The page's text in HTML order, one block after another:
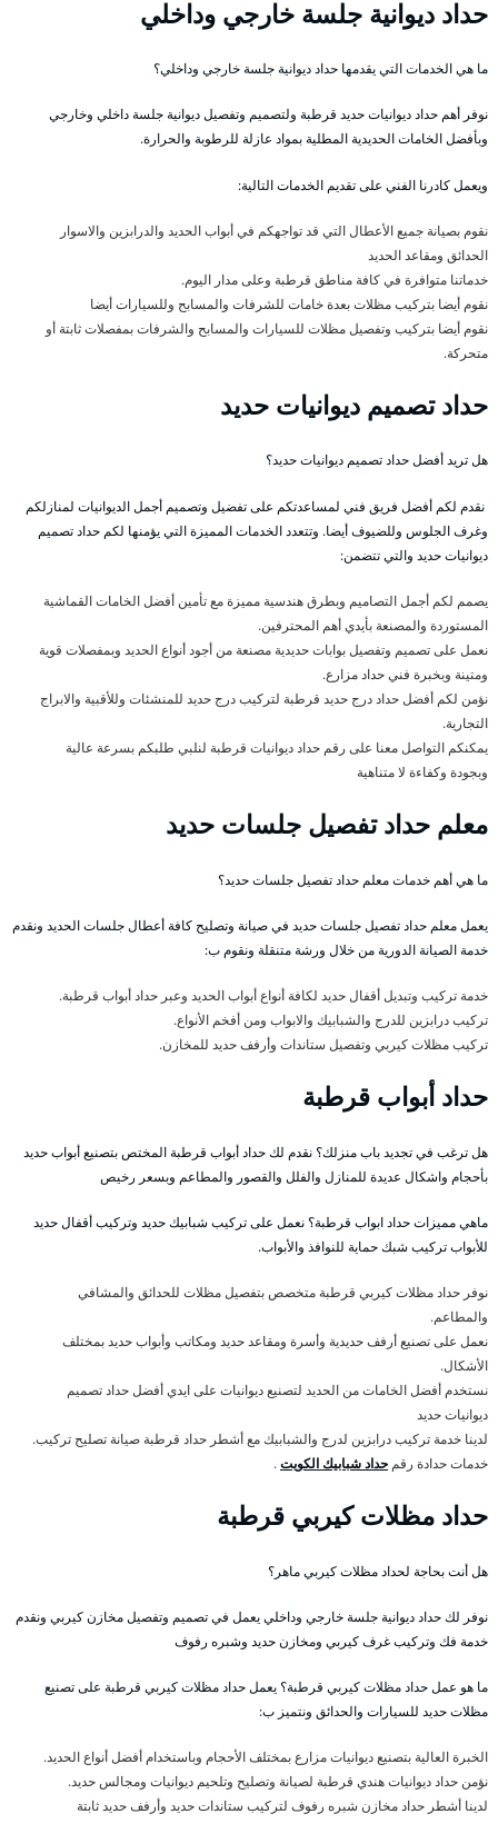
حداد ديوانية جلسة خارجي وداخلي
ما هي الخدمات التي يقدمها حداد ديوانية جلسة خارجي وداخلي؟
نوفر أهم حداد ديوانيات حديد قرطبة ولتصميم وتفصيل ديوانية جلسة داخلي وخارجي
وبأفضل الخامات الحديدية المطلية بمواد عازلة للرطوبة والحرارة.
ويعمل كادرنا الفني على تقديم الخدمات التالية:
نقوم بصيانة جميع الأعطال التي قد تواجهكم في أبواب الحديد والدرابزين والاسوار
الحدائق ومقاعد الحديد
خدماتنا متوافرة في كافة مناطق قرطبة وعلى مدار اليوم.
نقوم أيضا بتركيب مظلات بعدة خامات للشرفات والمسابح وللسيارات أيضا
نقوم أيضا بتركيب وتفصيل مظلات للسيارات والمسابح والشرفات بمفصلات ثابتة أو
متحركة.
حداد تصميم ديوانيات حديد
هل تريد أفضل حداد تصميم ديوانيات حديد؟
نقدم لكم أفضل فريق فني لمساعدتكم على تفضيل وتصميم أجمل الديوانيات لمنازلكم
وغرف الجلوس وللضيوف أيضا. وتتعدد الخدمات المميزة التي يؤمنها لكم حداد تصميم
ديوانيات حديد والتي تتضمن:
يصمم لكم أجمل التصاميم وبطرق هندسية مميزة مع تأمين أفضل الخامات القماشية
المستوردة والمصنعة بأيدي أهم المحترفين.
نعمل على تصميم وتفصيل بوابات حديدية مصنعة من أجود أنواع الحديد وبمفصلات قوية
ومتينة وبخبرة فني حداد مزارع.
نؤمن لكم أفضل حداد درج حديد قرطبة لتركيب درج حديد للمنشئات وللأقبية والابراج
التجارية.
يمكنكم التواصل معنا على رقم حداد ديوانيات قرطبة لنلبي طلبكم بسرعة عالية
وبجودة وكفاءة لا متناهية
معلم حداد تفصيل جلسات حديد
ما هي أهم خدمات معلم حداد تفصيل جلسات حديد؟
يعمل معلم حداد تفصيل جلسات حديد في صيانة وتصليح كافة أعطال جلسات الحديد ونقدم
خدمة الصيانة الدورية من خلال ورشة متنقلة ونقوم ب:
خدمة تركيب وتبديل أقفال حديد لكافة أنواع أبواب الحديد وعبر حداد أبواب قرطبة.
تركيب درابزين للدرج والشبابيك والابواب ومن أفخم الأنواع.
تركيب مظلات كيربي وتفصيل ستاندات وأرفف حديد للمخازن.
حداد أبواب قرطبة
هل ترغب في تجديد باب منزلك؟ نقدم لك حداد أبواب قرطبة المختص بتصنيع أبواب حديد
بأحجام واشكال عديدة للمنازل والفلل والقصور والمطاعم وبسعر رخيص
ماهي مميزات حداد ابواب قرطبة؟ نعمل على تركيب شبابيك حديد وتركيب أقفال حديد
للأبواب تركيب شبك حماية للنوافذ والأبواب.
نوفر حداد مظلات كيربي قرطبة متخصص بتفصيل مظلات للحدائق والمشافي
والمطاعم.
نعمل على تصنيع أرفف حديدية وأسرة ومقاعد حديد ومكاتب وأبواب حديد بمختلف
الأشكال.
نستخدم أفضل الخامات من الحديد لتصنيع ديوانيات على ايدي أفضل حداد تصميم
ديوانيات حديد
لدينا خدمة تركيب درابزين لدرج والشبابيك مع أشطر حداد قرطبة صيانة تصليح تركيب.
خدمات حدادة رقم حداد شبابيك الكويت.
حداد مظلات كيربي قرطبة
هل أنت بحاجة لحداد مظلات كيربي ماهر؟
نوفر لك حداد ديوانية جلسة خارجي وداخلي يعمل في تصميم وتفصيل مخازن كيربي ونقدم
خدمة فك وتركيب غرف كيربي ومخازن حديد وشبره رفوف
ما هو عمل حداد مظلات كيربي قرطبة؟ يعمل حداد مظلات كيربي قرطبة على تصنيع
مظلات حديد للسيارات والحدائق ونتميز ب:
الخبرة العالية بتصنيع ديوانيات مزارع بمختلف الأحجام وباستخدام أفضل أنواع الحديد.
نؤمن حداد ديوانيات هندي قرطبة لصيانة وتصليح وتلحيم ديوانيات ومجالس حديد.
لدينا أشطر حداد مخازن شبره رفوف لتركيب ستاندات حديد وأرفف حديد ثابتة